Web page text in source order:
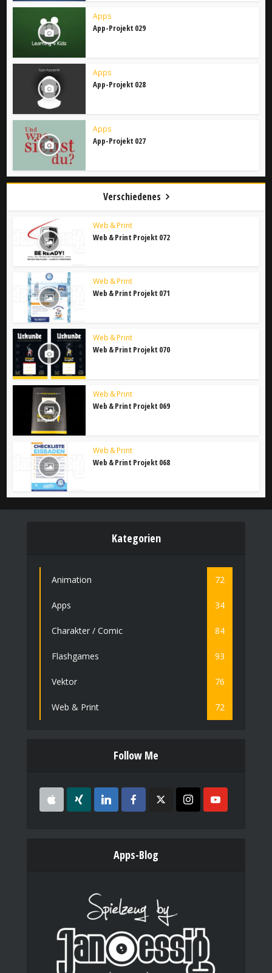
Apps
App-Projekt 029
Apps
App-Projekt 028
Apps
App-Projekt 027
Verschiedenes
Web & Print
Web & Print Projekt 072
Web & Print
Web & Print Projekt 071
Web & Print
Web & Print Projekt 070
Web & Print
Web & Print Projekt 069
Web & Print
Web & Print Projekt 068
Kategorien
Animation 72
Apps 34
Charakter / Comic 84
Flashgames 93
Vektor 76
Web & Print 72
Follow Me
Apps-Blog